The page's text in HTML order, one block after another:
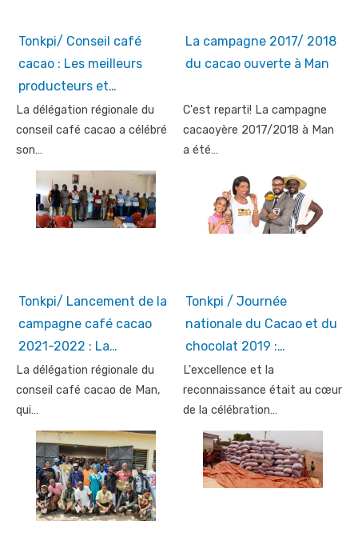
Tonkpi/ Conseil café
cacao : Les meilleurs
producteurs et…
La délégation régionale du
conseil café cacao a célébré
son…
La campagne 2017/ 2018
du cacao ouverte à Man
C'est reparti! La campagne
cacaoyère 2017/2018 à Man
a été…
Tonkpi/ Lancement de la
campagne café cacao
2021-2022 : La…
La délégation régionale du
conseil café cacao de Man,
qui…
Tonkpi / Journée
nationale du Cacao et du
chocolat 2019 :…
L'excellence et la
reconnaissance était au cœur
de la célébration…